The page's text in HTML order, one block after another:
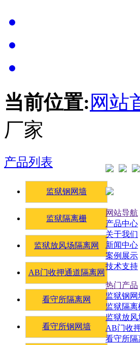
当前位置: 网站
厂家
产品列表
监狱钢网墙
监狱隔离栅
监狱放风场隔离网
AB门收押通道隔离网
看守所隔离网
看守所钢网墙
网站导航
产品中心
关于我们
新闻中心
案例展示
技术支持
热门产品
监狱钢网
监狱隔离
监狱放风
AB门收
看守所隔